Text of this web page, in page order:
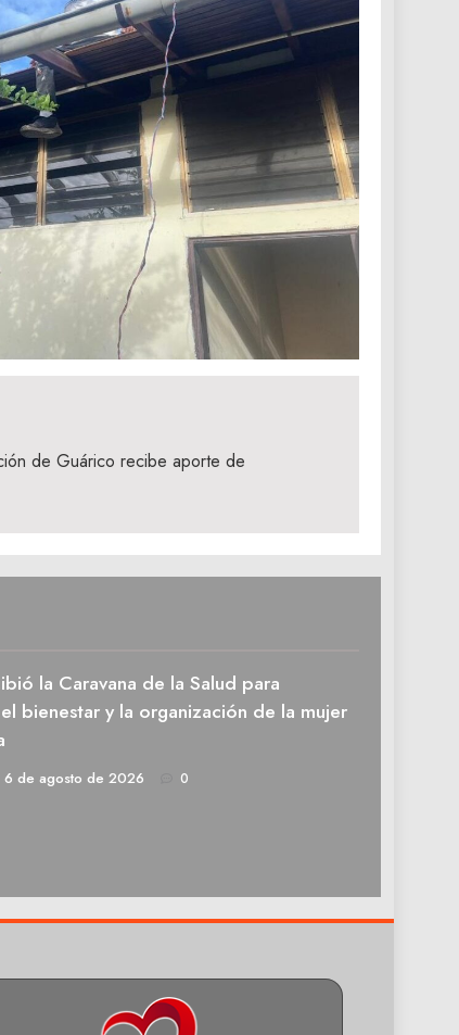
de Guárico recibe aporte de
la Caravana de la Salud para
bienestar y la organización de la mujer
6 de agosto de 2026 0